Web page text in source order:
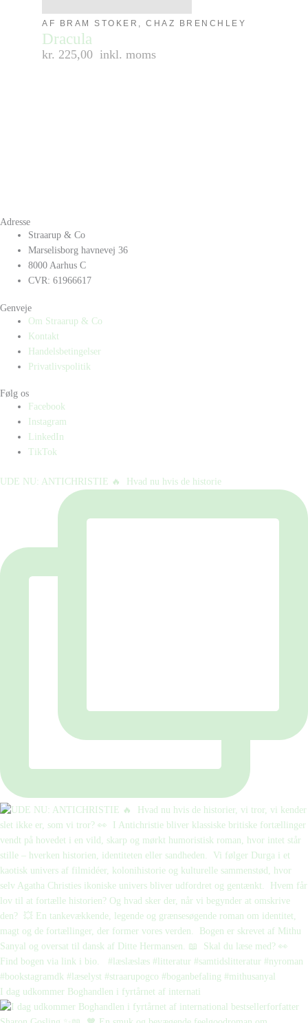
AF BRAM STOKER, CHAZ BRENCHLEY
Dracula
kr. 225,00 inkl. moms
Adresse
Straarup & Co
Marselisborg havnevej 36
8000 Aarhus C
CVR: 61966617
Genveje
Om Straarup & Co
Kontakt
Handelsbetingelser
Privatlivspolitik
Følg os
Facebook
Instagram
LinkedIn
TikTok
UDE NU: ANTICHRISTIE 🔥⁠ ⁠ Hvad nu hvis de historie
I dag udkommer Boghandlen i fyrtårnet af internati